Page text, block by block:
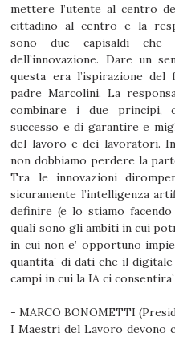
mettere l’utente al centro
cittadino al centro e la
sono due capisaldi che
dell’innovazione. Dare un
questa era l’ispirazione del
padre Marcolini. La
combinare i due principi,
successo e di garantire e
del lavoro e dei lavoratori.
non dobbiamo perdere la
Tra le innovazioni
sicuramente l’intelligenza
definire (e lo stiamo
quali sono gli ambiti in cui
in cui non e’ opportuno
quantita’ di dati che il
campi in cui la IA ci
- MARCO BONOMETTI
I Maestri del Lavoro devono